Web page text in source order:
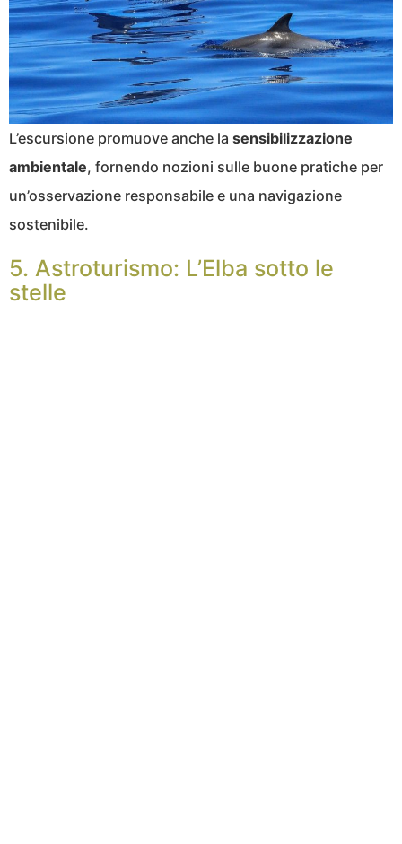
L’escursione promuove anche la sensibilizzazione
ambientale, fornendo nozioni sulle buone pratiche per
un’osservazione responsabile e una navigazione
sostenibile.
5. Astroturismo: L’Elba sotto le
stelle